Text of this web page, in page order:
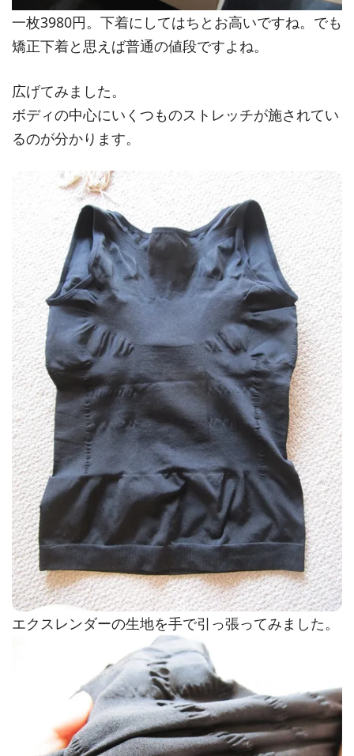
一枚3980円。下着にしてはちとお高いですね。でも
矯正下着と思えば普通の値段ですよね。
広げてみました。
ボディの中心にいくつものストレッチが施されてい
るのが分かります。
エクスレンダーの生地を手で引っ張ってみました。